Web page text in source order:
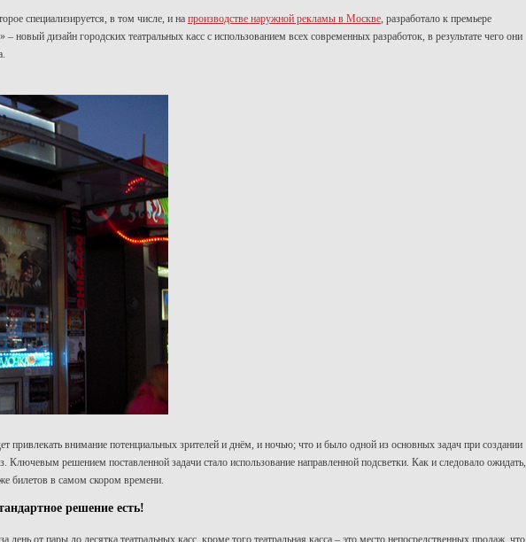
специализируется, в том числе, и на производстве наружной рекламы в Москве, разработало к премьере
дизайн городских театральных касс с использованием всех современных разработок, в результате чего они
привлекать внимание потенциальных зрителей и днём, и ночью; что и было одной из основных задач при создании
Ключевым решением поставленной задачи стало использование направленной подсветки. Как и следовало ожидать,
билетов в самом скором времени.
решение есть!
день от пары до десятка театральных касс, кроме того театральная касса – это место непосредственных продаж, что